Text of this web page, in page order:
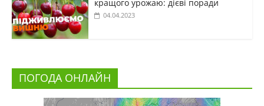
кращого урожаю: дієві поради
04.04.2023
ПОГОДА ОНЛАЙН